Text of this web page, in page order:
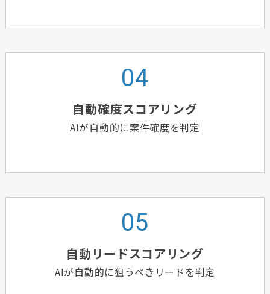
自動確度スコアリング
AIが自動的に案件確度を判定
自動リードスコアリング
AIが自動的に狙うべきリードを判定